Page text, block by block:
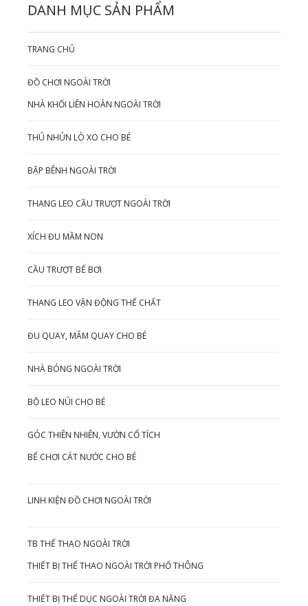
DANH MỤC SẢN PHẨM
TRANG CHỦ
ĐỒ CHƠI NGOÀI TRỜI
NHÀ KHỐI LIÊN HOÀN NGOÀI TRỜI
THÚ NHÚN LÒ XO CHO BÉ
BẬP BÊNH NGOÀI TRỜI
THANG LEO CẦU TRƯỢT NGOÀI TRỜI
XÍCH ĐU MẦM NON
CẦU TRƯỢT BỂ BƠI
THANG LEO VẬN ĐỘNG THỂ CHẤT
ĐU QUAY, MÂM QUAY CHO BÉ
NHÀ BÓNG NGOÀI TRỜI
BỘ LEO NÚI CHO BÉ
GÓC THIÊN NHIÊN, VƯỜN CỔ TÍCH
BỂ CHƠI CÁT NƯỚC CHO BÉ
LINH KIỆN ĐỒ CHƠI NGOÀI TRỜI
TB THỂ THAO NGOÀI TRỜI
THIẾT BỊ THỂ THAO NGOÀI TRỜI PHỔ THÔNG
THIẾT BỊ THỂ DỤC NGOÀI TRỜI ĐA NĂNG